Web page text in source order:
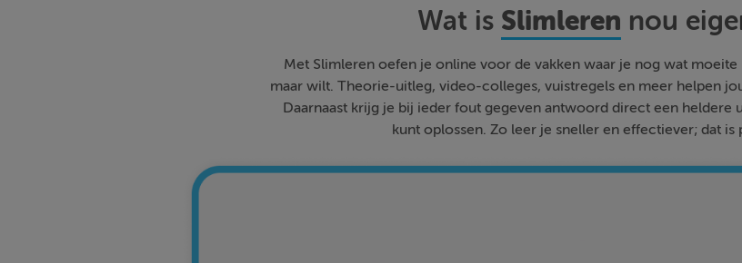
Wat is Slimleren nou
Met Slimleren oefen je online voor de vakken waar je nog wat
maar wilt. Theorie-uitleg, video-colleges, vuistregels en meer helpen
Daarnaast krijg je bij ieder fout gegeven antwoord direct een heldere
kunt oplossen. Zo leer je sneller en effectiever; dat is